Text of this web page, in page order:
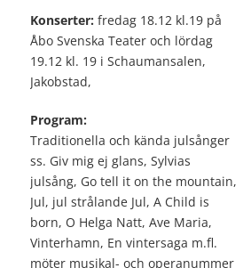
Konserter: fredag 18.12 kl.19 på
Åbo Svenska Teater och lördag
19.12 kl. 19 i Schaumansalen,
Jakobstad,
Program:
Traditionella och kända julsånger
ss. Giv mig ej glans, Sylvias
julsång, Go tell it on the mountain,
Jul, jul strålande Jul, A Child is
born, O Helga Natt, Ave Maria,
Vinterhamn, En vintersaga m.fl.
möter musikal- och operanummer